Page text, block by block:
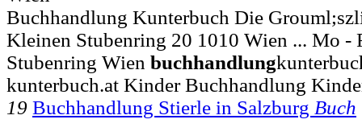
Buchhandlung Kunterbuch Die
Kleinen Stubenring 20 1010 Wien ... Mo -
Stubenring Wien buchhandlung
kunterbuch.at Kinder Buchhandlung
19 Buchhandlung Stierle in Salzburg Buch